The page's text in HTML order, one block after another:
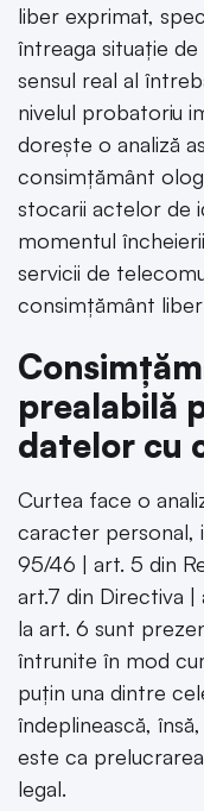
liber exprimat,
întreaga situație
sensul real al
nivelul probatoriu
dorește o analiză
consimțământ
stocarii actelor de
momentul
servicii de
consimțământ
prealabilă
datelor cu
Curtea face o
caracter personal,
95/46 | art. 5 din
art.7 din Directiva |
la art. 6 sunt
întrunite în mod
puțin una dintre
îndeplinească,
este ca
legal.